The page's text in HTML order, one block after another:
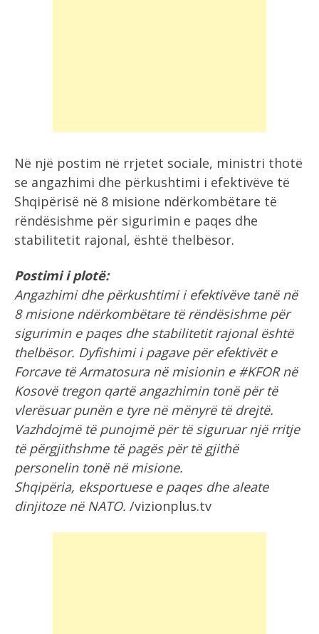
Në një postim në rrjetet sociale, ministri thotë
se angazhimi dhe përkushtimi i efektivëve të
Shqipërisë në 8 misione ndërkombëtare të
rëndësishme për sigurimin e paqes dhe
stabilitetit rajonal, është thelbësor.
Postimi i plotë:
Angazhimi dhe përkushtimi i efektivëve tanë në
8 misione ndërkombëtare të rëndësishme për
sigurimin e paqes dhe stabilitetit rajonal është
thelbësor. Dyfishimi i pagave për efektivët e
Forcave të Armatosura në misionin e #KFOR në
Kosovë tregon qartë angazhimin tonë për të
vlerësuar punën e tyre në mënyrë të drejtë.
Vazhdojmë të punojmë për të siguruar një rritje
të përgjithshme të pagës për të gjithë
personelin tonë në misione.
Shqipëria, eksportuese e paqes dhe aleate
dinjitoze në NATO. /vizionplus.tv